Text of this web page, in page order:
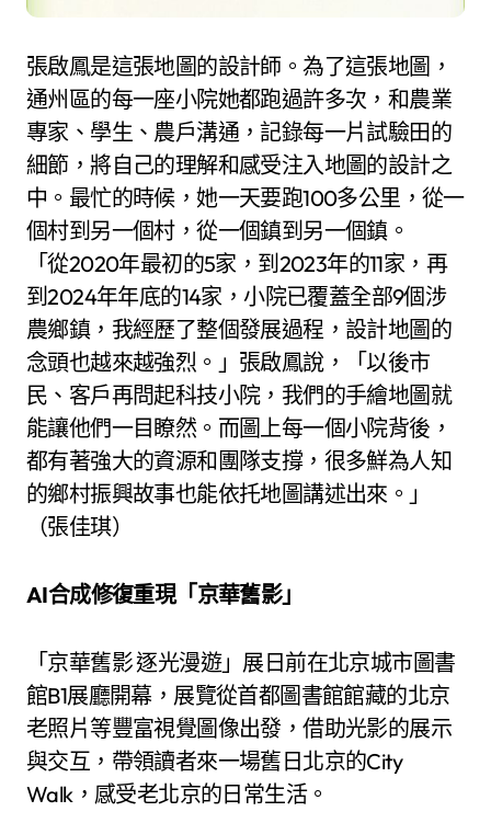
張啟鳳是這張地圖的設計師。為了這張地圖，
通州區的每一座小院她都跑過許多次，和農業
專家、學生、農戶溝通，記錄每一片試驗田的
細節，將自己的理解和感受注入地圖的設計之
中。最忙的時候，她一天要跑100多公里，從一
個村到另一個村，從一個鎮到另一個鎮。
「從2020年最初的5家，到2023年的11家，再
到2024年年底的14家，小院已覆蓋全部9個涉
農鄉鎮，我經歷了整個發展過程，設計地圖的
念頭也越來越強烈。」張啟鳳說，「以後市
民、客戶再問起科技小院，我們的手繪地圖就
能讓他們一目瞭然。而圖上每一個小院背後，
都有著強大的資源和團隊支撐，很多鮮為人知
的鄉村振興故事也能依托地圖講述出來。」
（張佳琪）
AI合成修復重現「京華舊影」
「京華舊影 逐光漫遊」展日前在北京城市圖書
館B1展廳開幕，展覽從首都圖書館館藏的北京
老照片等豐富視覺圖像出發，借助光影的展示
與交互，帶領讀者來一場舊日北京的City
Walk，感受老北京的日常生活。